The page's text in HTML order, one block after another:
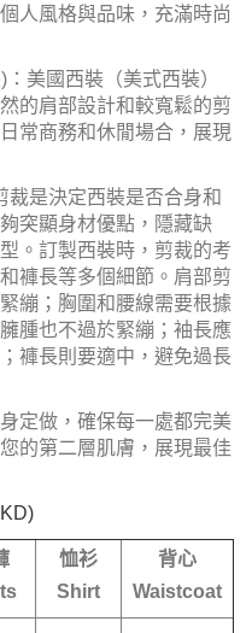
人風格與品味，充滿時尚
美國西裝（美式西裝）
的肩部設計和較寬鬆的剪
常商務和休閒場合，展現
裁是決定西裝是否合身和
突顯身材優點，隱藏缺
。訂製西裝時，剪裁的考
褲長等多個細節。肩部剪
繃；胸圍和腰線需要根據
腫也不過於緊繃；袖長應
褲長則要適中，避免過長
定做，確保每一處都完美
的第二層肌膚，展現最佳
恤衫
Shirt
背心
Waistcoat